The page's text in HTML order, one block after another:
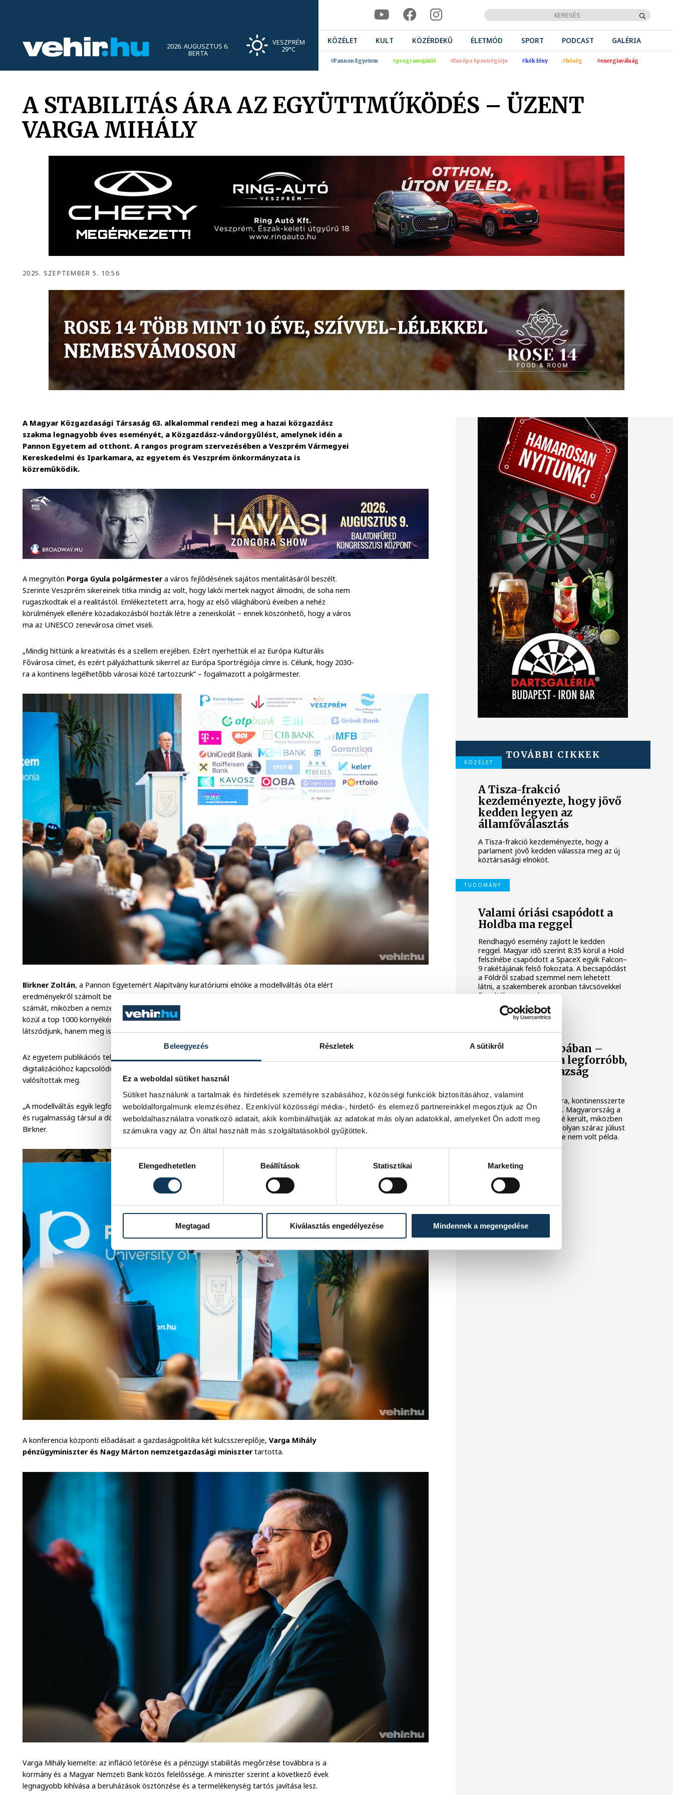
Beleegyezés Részletek A sütikről
Ez a weboldal sütiket használ
Sütiket használunk a tartalmak és hirdetések személyre szabásához, közösségi funkciók biztosításához, valamint
weboldalforgalmunk elemzéséhez. Ezenkívül közösségi média-, hirdető- és elemező partnereinkkel megosztjuk az Ön
weboldalhasználatra vonatkozó adatait, akik kombinálhatják az adatokat más olyan adatokkal, amelyeket Ön adott meg
számukra vagy az Ön által használt más szolgáltatásokból gyűjtöttek.
Hozzájárulás kiválasztása
Elengedhetetlen
Beállítások Statisztikai Marketing
Megtagad Kiválasztás engedélyezése Mindennek a megengedése
2026. AUGUSZTUS 6.
BERTA
VESZPRÉM
29°C
KÖZÉLET KULT KÖZÉRDEKŰ ÉLETMÓD SPORT PODCAST GALÉRIA
#Pannon Egyetem #programajánló #Európa Sportrégiója #kék fény #hőség #energiaválság
A STABILITÁS ÁRA AZ EGYÜTTMŰKÖDÉS – ÜZENT
VARGA MIHÁLY
2025. SZEPTEMBER 5. 10:56
A Magyar Közgazdasági Társaság 63. alkalommal rendezi meg a hazai közgazdász
szakma legnagyobb éves eseményét, a Közgazdász-vándorgyűlést, amelynek idén a
Pannon Egyetem ad otthont. A rangos program szervezésében a Veszprém Vármegyei
Kereskedelmi és Iparkamara, az egyetem és Veszprém önkormányzata is
közreműködik.
A megnyitón Porga Gyula polgármestera város fejlődésének sajátos mentalitásáról beszélt.
Szerinte Veszprém sikereinek titka mindig az volt, hogy lakói mertek nagyot álmodni, de soha nem
rugaszkodtak el a realitástól. Emlékeztetett arra, hogy az első világháború éveiben a nehéz
körülmények ellenére közadakozásból hozták létre a zeneiskolát – ennek köszönhető, hogy a város
ma az UNESCO zenevárosa címet viseli.
„Mindig hittünk a kreativitás és a szellem erejében. Ezért nyerhettük el az Európa Kulturális
Fővárosa címet, és ezért pályázhattunk sikerrel az Európa Sportrégiója címre is. Célunk, hogy 2030-
ra a kontinens legélhetőbb városai közé tartozzunk” – fogalmazott a polgármester.
Birkner Zoltán, a Pannon Egyetemért Alapítvány kuratóriumi elnöke a modellváltás óta elért
eredményekről számolt be. Az elmúlt négy évben az intézmény 80 százalékkal növelte a felvételizők
számát, miközben a nemzetközi rangsorokban is előrelépett. „Ha valaki a világ 25 ezer egyeteme
közül a top 1000 környékén szerepel, az azt jelenti, hogy látszik. Nekünk az a célunk, hogy ne csak
látszódjunk, hanem meg is erősödjünk ezen a szinten” – hangsúlyozta.
Az egyetem publikációs teljesítménye 70 százalékkal nőtt, új, mesterséges intelligenciához és
digitalizációhoz kapcsolódó szakokat indítottak, és jelentős infrastrukturális beruházásokat
valósítottak meg.
„A modellváltás egyik legfontosabb hozadéka, hogy önálló gazdálkodás mellett nagyobb felelősség
és rugalmasság társul a döntéseinkhez. Ez dinamizmust adott az intézménynek” – tette hozzá
Birkner.
A konferencia központi előadásait a gazdaságpolitika két kulcsszereplője,Varga Mihály
pénzügyminiszter és Nagy Márton nemzetgazdasági minisztertartotta.
Varga Mihály kiemelte: az infláció letörése és a pénzügyi stabilitás megőrzése továbbra is a
kormány és a Magyar Nemzeti Bank közös felelőssége. A miniszter szerint a következő évek
legnagyobb kihívása a beruházások ösztönzése és a termelékenység tartós javítása lesz.
TOVÁBBI CIKKEK
KÖZÉLET
A Tisza-frakció
kezdeményezte, hogy jövő
kedden legyen az
államfőválasztás
A Tisza-frakció kezdeményezte, hogy a
parlament jövő kedden válassza meg az új
köztársasági elnököt.
TUDOMÁNY
Valami óriási csapódott a
Holdba ma reggel
Rendhagyó esemény zajlott le kedden
reggel. Magyar idő szerint 8:35 körül a Hold
felszínébe csapódott a SpaceX egyik Falcon–
9 rakétájának felső fokozata. A becsapódást
a Földről szabad szemmel nem lehetett
látni, a szakemberek azonban távcsövekkel
figyelték az eseményt.
Rekordok Európában –
Magyarország a legforróbb,
Angliában szárazság
Rá sem ismerünk Európára, kontinensszerte
rekordokat dönt a hőség. Magyarország a
legforróbb országok közé került, miközben
az Egyesült Királyságban olyan száraz júliust
mértek, amilyenre 155 éve nem volt példa.